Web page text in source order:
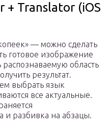
+ Translator (iOS
— можно сделать
готовое изображение
область
результат.
выбрать язык
все актуальные.
и разбивка на абзацы.